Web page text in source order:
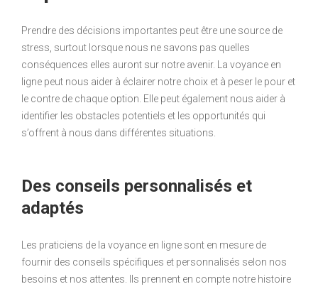
Prendre des décisions importantes peut être une source de
stress, surtout lorsque nous ne savons pas quelles
conséquences elles auront sur notre avenir. La voyance en
ligne peut nous aider à éclairer notre choix et à peser le pour et
le contre de chaque option. Elle peut également nous aider à
identifier les obstacles potentiels et les opportunités qui
s’offrent à nous dans différentes situations.
Des conseils personnalisés et
adaptés
Les praticiens de la voyance en ligne sont en mesure de
fournir des conseils spécifiques et personnalisés selon nos
besoins et nos attentes. Ils prennent en compte notre histoire